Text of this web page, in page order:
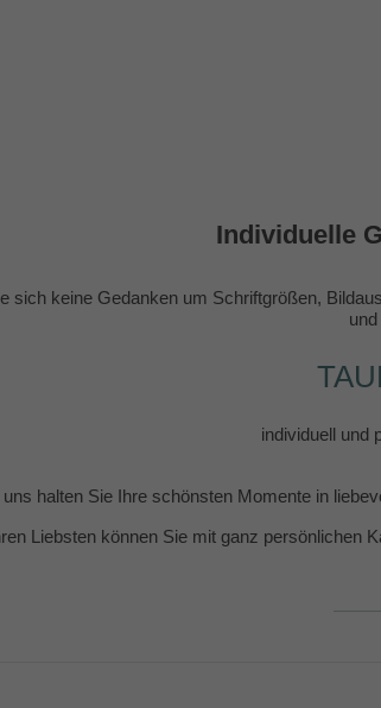
Individuelle
sich keine Gedanken um Schriftgrößen,
individuell und
uns halten Sie Ihre schönsten Momente in
Liebsten können Sie mit ganz persönlichen